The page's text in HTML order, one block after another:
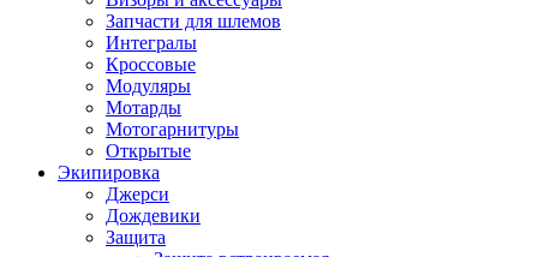
Запчасти для шлемов
Интегралы
Кроссовые
Модуляры
Мотарды
Мотогарнитуры
Открытые
Экипировка
Джерси
Дождевики
Защита